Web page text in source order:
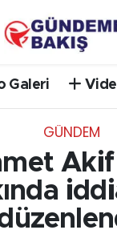
Galeri
GÜNDEM
Puan Durumu